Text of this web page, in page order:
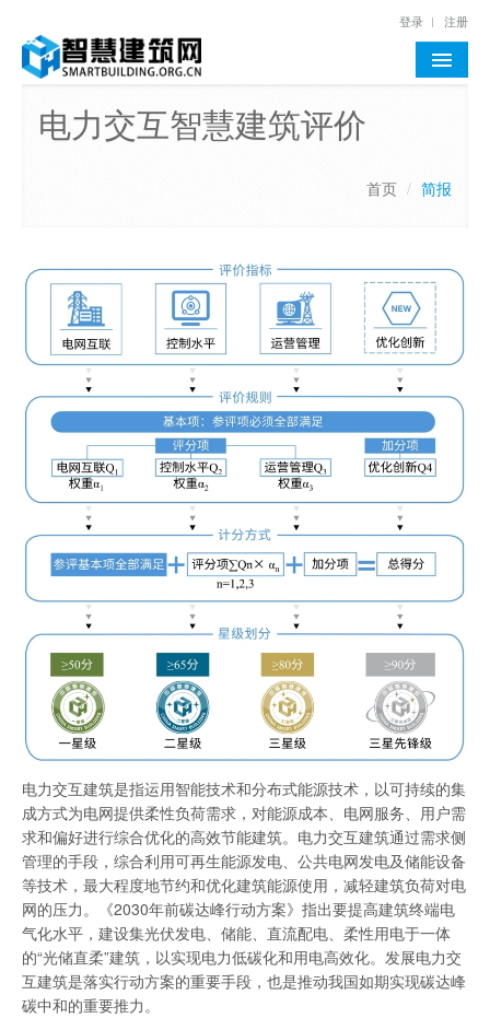
登录 注册
首页
智慧建筑评价
技术与案例
智慧建筑智库
网站服务
电力交互智慧建筑评价
首页 / 简报
电力交互建筑是指运用智能技术和分布式能源技术，以可持续的集
成方式为电网提供柔性负荷需求，对能源成本、电网服务、用户需
求和偏好进行综合优化的高效节能建筑。电力交互建筑通过需求侧
管理的手段，综合利用可再生能源发电、公共电网发电及储能设备
等技术，最大程度地节约和优化建筑能源使用，减轻建筑负荷对电
网的压力。《2030年前碳达峰行动方案》指出要提高建筑终端电
气化水平，建设集光伏发电、储能、直流配电、柔性用电于一体
的“光储直柔”建筑，以实现电力低碳化和用电高效化。发展电力交
互建筑是落实行动方案的重要手段，也是推动我国如期实现碳达峰
碳中和的重要推力。